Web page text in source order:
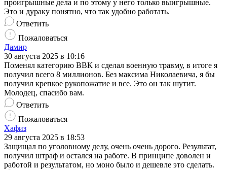
проигрышные дела и по этому у него только выигрышные.
Это и дураку понятно, что так удобно работать.
Ответить
Пожаловаться
Дамир
30 августа 2025 в 10:16
Поменял категорию ВВК и сделал военную травму, в итоге я
получил всего 8 миллионов. Без максима Николаевича, я бы
получил крепкое рукопожатие и все. Это он так шутит.
Молодец, спасибо вам.
Ответить
Пожаловаться
Хафиз
29 августа 2025 в 18:53
Защищал по уголовному делу, очень очень дорого. Результат,
получил штраф и остался на работе. В принципе доволен и
работой и результатом, но моно было и дешевле это сделать.